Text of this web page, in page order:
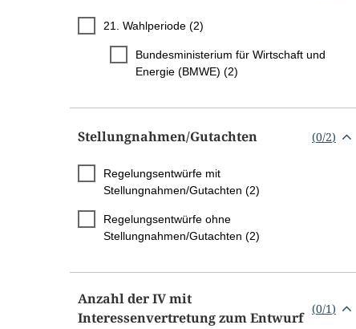
21. Wahlperiode (2)
Bundesministerium für Wirtschaft und
Energie (BMWE) (2)
Stellungnahmen/​Gutachten (0/2)
Regelungsentwürfe mit
Stellungnahmen/Gutachten (2)
Regelungsentwürfe ohne
Stellungnahmen/Gutachten (2)
Anzahl der IV mit
Interessenvertretung zum Entwurf
(0/1)